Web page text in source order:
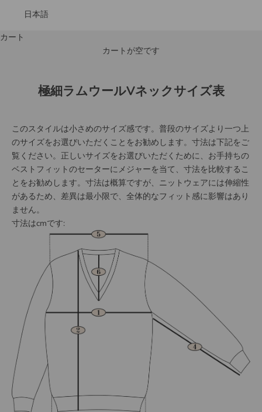
日本語
カート
カートが空です
極細ラムウールVネックサイズ表
このスタイルは小さめのサイズ感です。普段のサイズより一つ上
のサイズをお選びいただくことをお勧めします。寸法は下記をご
覧ください。正しいサイズをお選びいただくために、お手持ちの
ベストフィットのセーターにメジャーを当て、寸法を比較するこ
とをお勧めします。 寸法は概算ですが、ニットウェアには伸縮性
があるため、差異は最小限で、全体的なフィット感に影響はあり
ません。
寸法はcmです: